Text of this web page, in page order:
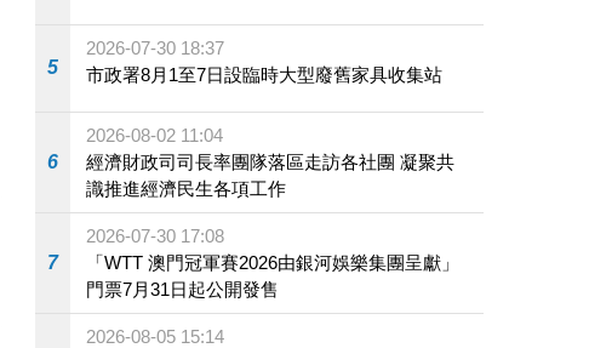
5
2026-07-30 18:37
市政署8月1至7日設臨時大型廢舊家具收集站
6
2026-08-02 11:04
經濟財政司司長率團隊落區走訪各社團 凝聚共
識推進經濟民生各項工作
7
2026-07-30 17:08
「WTT 澳門冠軍賽2026由銀河娛樂集團呈獻」
門票7月31日起公開發售
2026-08-05 15:14